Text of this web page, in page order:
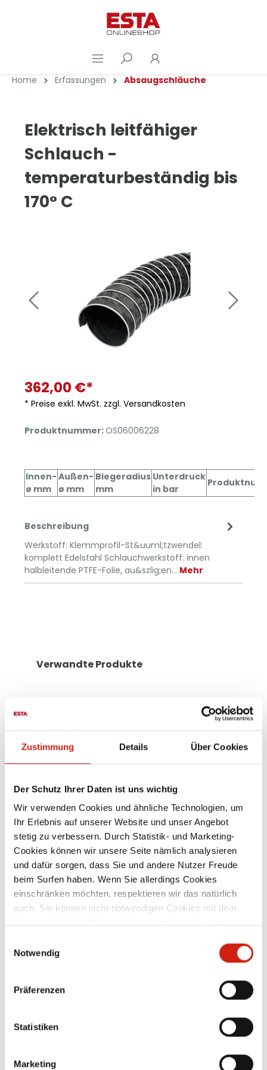
Zustimmung Details Über Cookies
Der Schutz Ihrer Daten ist uns wichtig
Wir verwenden Cookies und ähnliche Technologien, um
Ihr Erlebnis auf unserer Website und unser Angebot
stetig zu verbessern. Durch Statistik- und Marketing-
Cookies können wir unsere Seite nämlich analysieren
und dafür sorgen, dass Sie und andere Nutzer Freude
beim Surfen haben. Wenn Sie allerdings Cookies
einschränken möchten, respektieren wir das natürlich
auch. Sie können nicht notwendigen Cookies mit dem
alle Cookies auswählen.
Notwendig
Präferenzen
Statistiken
Marketing
Home Erfassungen Absaugschläuche
Elektrisch leitfähiger
Schlauch -
temperaturbeständig bis
170° C
362,00 €*
* Preise exkl. MwSt. zzgl. Versandkosten
Produktnummer:OS06006228
Innen-
ø mm
Außen-
ø mm
Biegeradius
mm
Unterdruck
in bar
Beschreibung
Werkstoff: Klemmprofil-St&uuml;tzwendel:
komplett Edelstahl Schlauchwerkstoff: innen
halbleitende PTFE-Folie, au&szlig;en… Mehr
Verwandte Produkte
Spezialschlauch für erhöhten
Funkenflug
Schlauchwerkstoff: spezialbeschichtetes,
durch äußeres Klemmprofil weitgehend
ca. +200 °C, kurzzeitig bis ca. +280 °C